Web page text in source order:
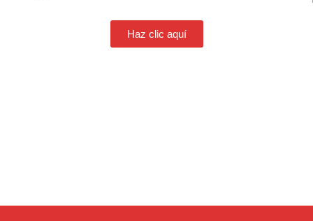
Haz clic aquí